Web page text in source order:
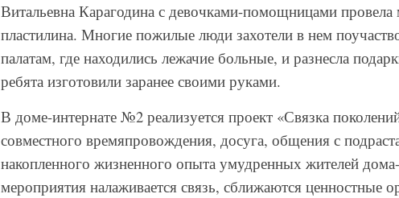
Витальевна Карагодина с девочками-помощницами провела
пластилина. Многие пожилые люди захотели в нем
палатам, где находились лежачие больные, и разнесла
ребята изготовили заранее своими руками.
В доме-интернате №2 реализуется проект «Связка
совместного времяпровождения, досуга, общения с
накопленного жизненного опыта умудренных жителей
мероприятия налаживается связь, сближаются ценностные